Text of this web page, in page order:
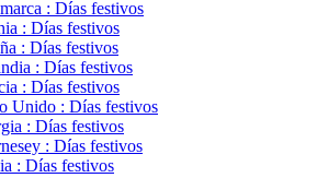
: Días festivos
: Días festivos
: Días festivos
: Días festivos
: Días festivos
Unido : Días festivos
: Días festivos
: Días festivos
: Días festivos